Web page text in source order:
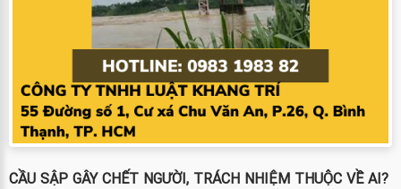
CẦU SẬP GÂY CHẾT NGƯỜI, TRÁCH NHIỆM THUỘC VỀ AI?